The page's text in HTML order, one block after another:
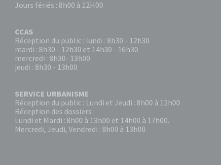
Jours fériés : 8h00 à 12H00
CCAS
Réception du public : lundi : 8h30 - 12h30
mardi : 8h30 - 12h30 et 14h30 - 16h30
mercredi : 8h30- 13h00
jeudi : 8h30 - 13h00
SERVICE URBANISME
Réception du public : Lundi et Jeudi : 8h00 à 12h00
Réception des dossiers :
Lundi et Mardi : 8h00 à 13h00 et 14h00 à 17h00.
Mercredi, Jeudi, Vendredi : 8h00 à 13h00